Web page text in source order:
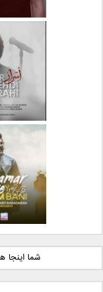
دانلود
دانلود
یراحی
دانلود
بانیشما